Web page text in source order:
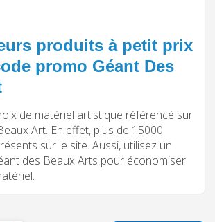
produits à petit prix
promo Géant Des
de matériel artistique référencé sur
Art. En effet, plus de 15000
sur le site. Aussi, utilisez un
des Beaux Arts pour économiser